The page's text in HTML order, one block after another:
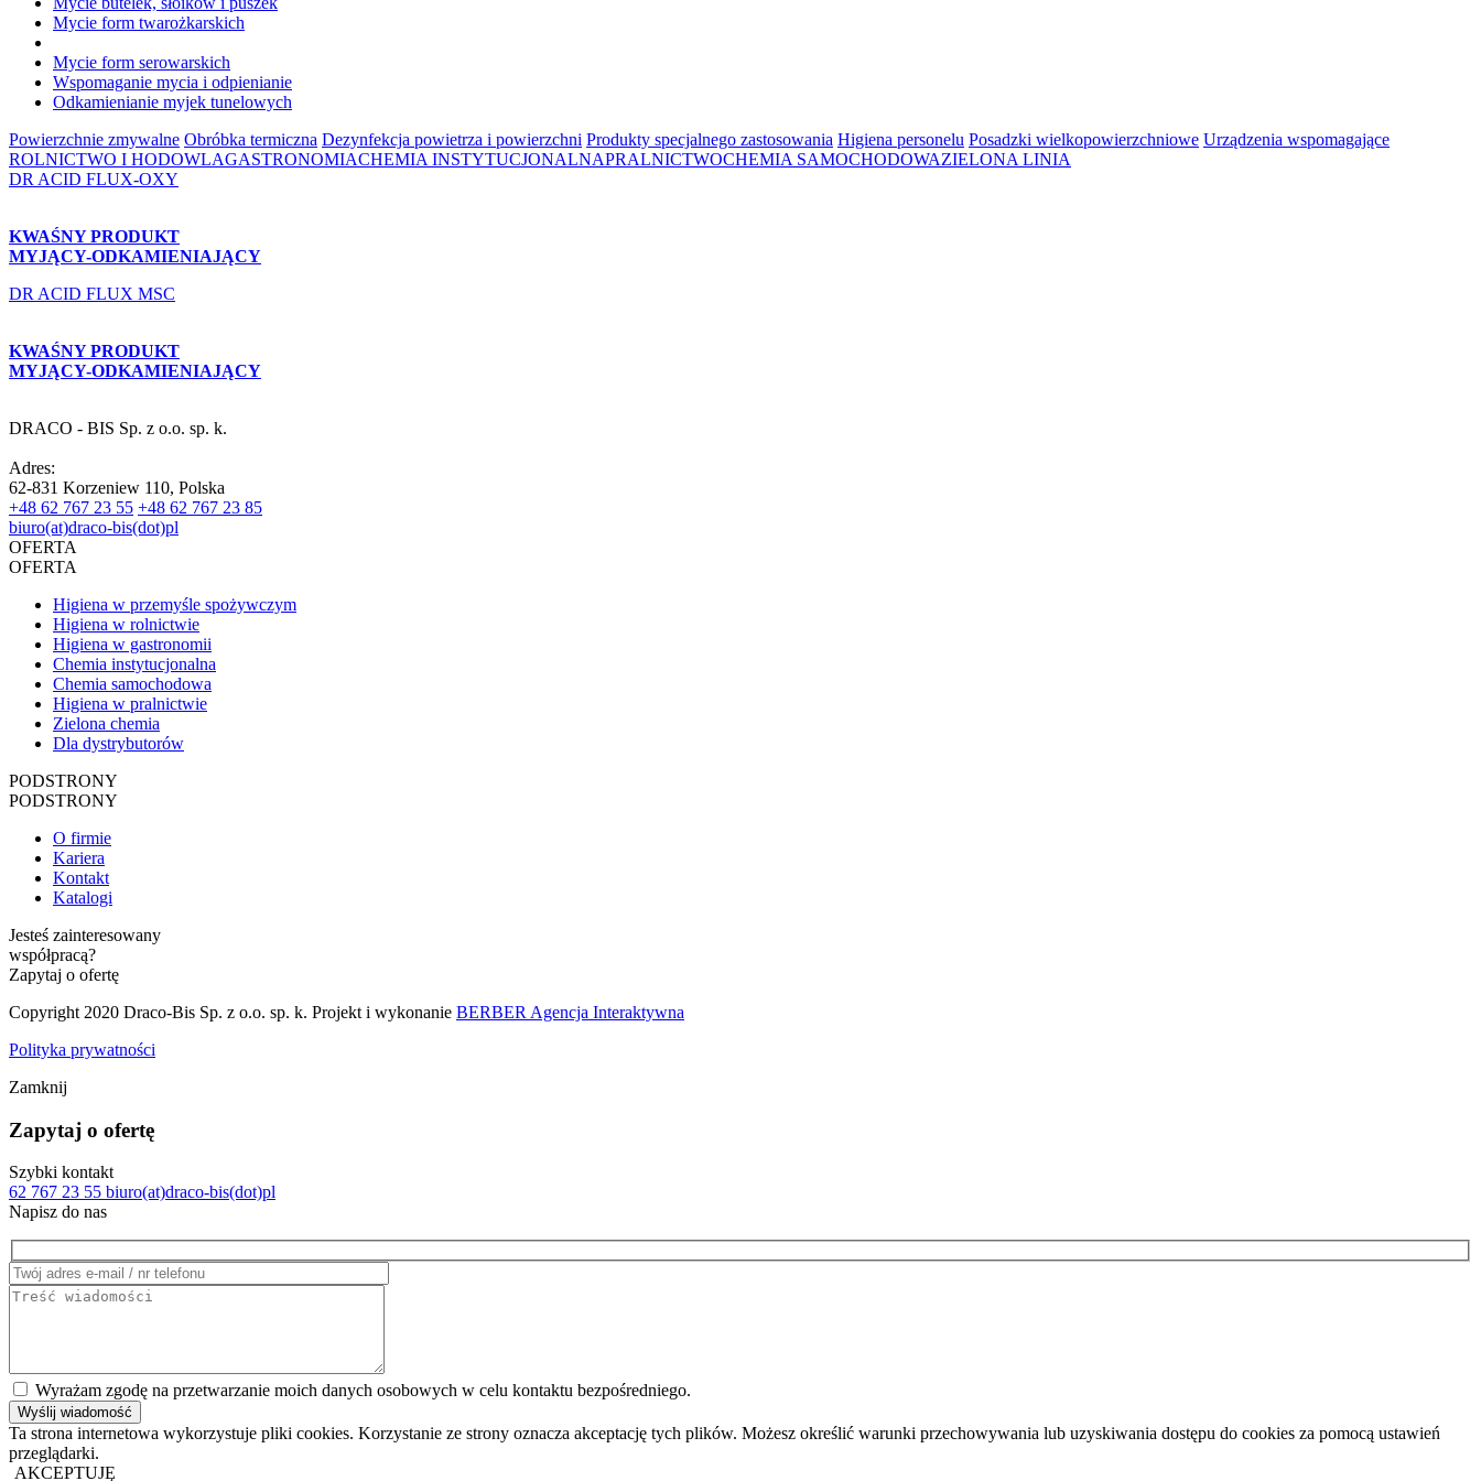
Mycie form twarożkarskich
Mycie form serowarskich
Wspomaganie mycia i odpienianie
Odkamienianie myjek tunelowych
Powierzchnie zmywalne Obróbka termiczna Dezynfekcja powietrza i powierzchni Produkty specjalnego zastosowania Higiena personelu Posadzki wielkopowierzchniowe Urządzenia wspomagające
ROLNICTWO I HODOWLAGASTRONOMIACHEMIA INSTYTUCJONALNAPRALNICTWOCHEMIA SAMOCHODOWAZIELONA LINIA
DR ACID FLUX-OXY
KWAŚNY PRODUKT
MYJĄCY-ODKAMIENIAJĄCY
DR ACID FLUX MSC
KWAŚNY PRODUKT
MYJĄCY-ODKAMIENIAJĄCY
DRACO - BIS Sp. z o.o. sp. k.
Adres:
62-831 Korzeniew 110, Polska
+48 62 767 23 55 +48 62 767 23 85
biuro(at)draco-bis(dot)pl
OFERTA
OFERTA
Higiena w przemyśle spożywczym
Higiena w rolnictwie
Higiena w gastronomii
Chemia instytucjonalna
Chemia samochodowa
Higiena w pralnictwie
Zielona chemia
Dla dystrybutorów
PODSTRONY
PODSTRONY
O firmie
Kariera
Kontakt
Katalogi
Jesteś zainteresowany
współpracą?
Zapytaj o ofertę
Copyright 2020 Draco-Bis Sp. z o.o. sp. k. Projekt i wykonanie BERBER Agencja Interaktywna
Polityka prywatności
Zamknij
Zapytaj o ofertę
Szybki kontakt
62 767 23 55 biuro(at)draco-bis(dot)pl
Napisz do nas
Wyrażam zgodę na przetwarzanie moich danych osobowych w celu kontaktu bezpośredniego.
Ta strona internetowa wykorzystuje pliki cookies. Korzystanie ze strony oznacza akceptację tych plików. Możesz określić warunki przechowywania lub uzyskiwania dostępu do cookies za pomocą ustawień
przeglądarki.
AKCEPTUJĘ